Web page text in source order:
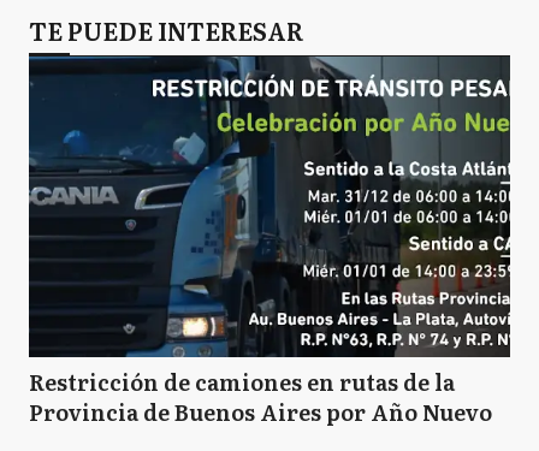
TE PUEDE INTERESAR
Restricción de camiones en rutas de la
Provincia de Buenos Aires por Año Nuevo